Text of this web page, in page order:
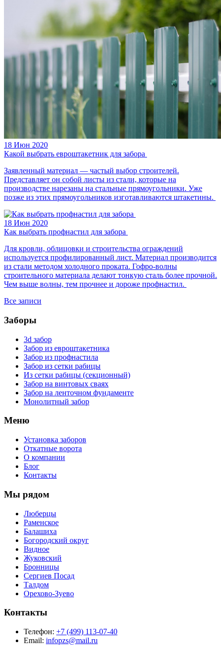
18 Июн 2020
Какой выбрать евроштакетник для забора
Заявленный материал — частый выбор строителей.
Представляет он собой листы из стали, которые на
производстве нарезаны на стальные прямоугольники. Уже
позже из этих прямоугольников изготавливаются штакетины.
18 Июн 2020
Как выбрать профнастил для забора
Для кровли, облицовки и строительства ограждений
используется профилированный лист. Материал производится
из стали методом холодного проката. Гофро-волны
строительного материала делают тонкую сталь более прочной.
Чем выше волны, тем прочнее и дороже профнастил.
Все записи
Заборы
3d забор
Забор из евроштакетника
Забор из профнастила
Забор из сетки рабицы
Из сетки рабицы (секционный)
Забор на винтовых сваях
Забор на ленточном фундаменте
Монолитный забор
Меню
Установка заборов
Откатные ворота
О компании
Блог
Контакты
Мы рядом
Люберцы
Раменское
Балашиха
Богородский округ
Видное
Жуковский
Бронницы
Сергиев Посад
Талдом
Орехово-Зуево
Контакты
Телефон: +7 (499) 113-07-40
Email: infopzs@mail.ru